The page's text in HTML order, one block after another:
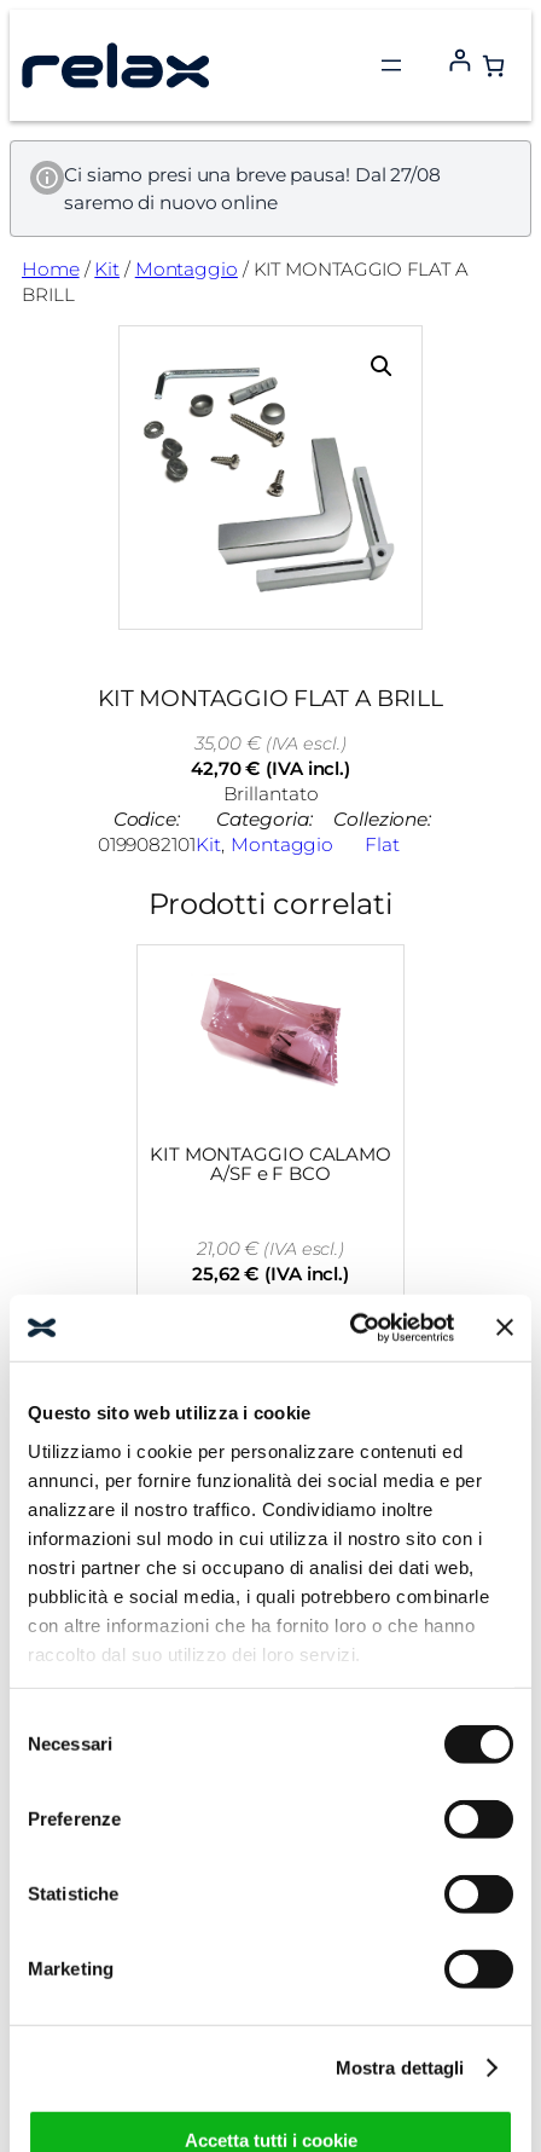
Questo sito web utilizza i cookie
Utilizziamo i cookie per personalizzare contenuti ed
annunci, per fornire funzionalità dei social media e per
analizzare il nostro traffico. Condividiamo inoltre
informazioni sul modo in cui utilizza il nostro sito con i
nostri partner che si occupano di analisi dei dati web,
pubblicità e social media, i quali potrebbero combinarle
con altre informazioni che ha fornito loro o che hanno
raccolto dal suo utilizzo dei loro servizi.
delNecessari
Preferenze
Statistiche
Marketing
Mostra dettagli
Accetta tutti i cookie
contenuto
Ci siamo presi una breve pausa! Dal 27/08
saremo di nuovo online
Home/Kit / Montaggio / KIT MONTAGGIO FLAT A
BRILL
KIT MONTAGGIO FLAT A BRILL
35,00 €(IVA escl.)
42,70€ (IVA incl.)
Brillantato
Codice:
0199082101
Categoria:
Kit, Montaggio
Collezione:
Flat
Prodotti correlati
KIT MONTAGGIO CALAMO
A/SF e F BCO
21,00€(IVA escl.)
25,62€ (IVA incl.)
COMP.DOPPIO MOD.2.0
BCO L.1900
60,00€ (IVA escl.)
73,20€(IVA incl.)
(IVA escl.)
42,70€(IVA incl.)